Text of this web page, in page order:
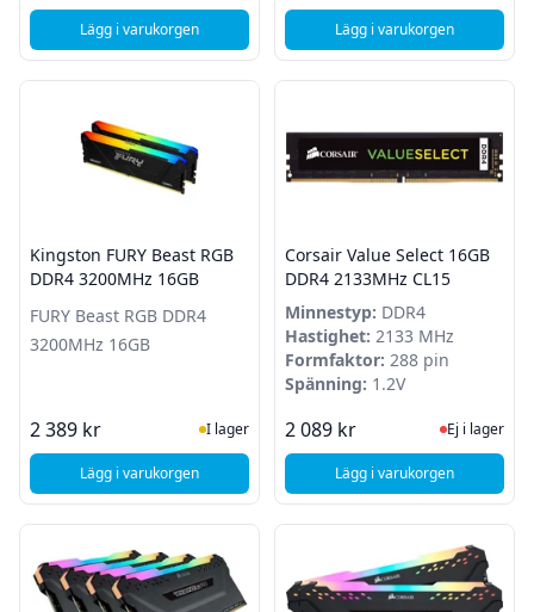
Lägg i varukorgen, Corsair Vengeance LPX 32GB (4 x 8GB) DDR4 2666MHz
Lägg i varukorgen
, Kingston FURY
Kingston FURY Beast RGB
DDR4 3200MHz 16GB
FURY Beast RGB DDR4
3200MHz 16GB
2 389 kr I Lager
I lager
Lägg i varukorgen, Kingston FURY Beast RGB DDR4 3200MHz 16GB
Corsair Value Select 16GB
DDR4 2133MHz CL15
Minnestyp: DDR4
Hastighet: 2133 MHz
Formfaktor: 288 pin
Spänning: 1.2V
2 089 kr Ej i lager,
Ej i lager
Lägg i varukorgen
, Corsair Value